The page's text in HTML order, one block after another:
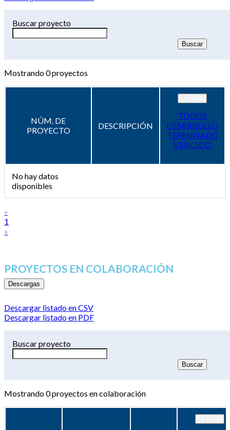
Buscar proyecto
Mostrando0proyectos
NÚM. DE
PROYECTO
DESCRIPCIÓN
TODOS
DESARROLLO
TERMINADO
VENCIDO
No hay datos
disponibles
«
1
»
PROYECTOS EN COLABORACIÓN
Descargas
Descargar listado en CSV
Descargar listado en PDF
Buscar proyecto
Mostrando0proyectos en colaboración